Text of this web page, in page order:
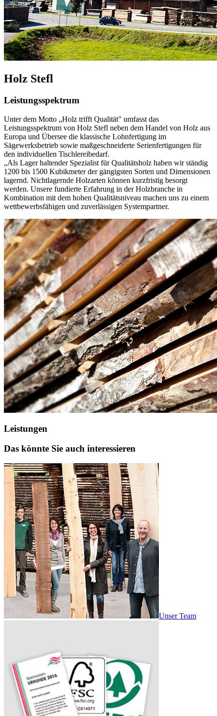
Holz Stefl
Leistungsspektrum
Unter dem Motto „Holz trifft Qualität" umfasst das
Leistungsspektrum von Holz Stefl neben dem Handel von Holz aus
Europa und Übersee die klassische Lohnfertigung im
Sägewerksbetrieb sowie maßgeschneiderte Serienfertigungen für
den individuellen Tischlereibedarf.
„Als Lager haltender Spezialist für Qualitätsholz haben wir ständig
1200 bis 1500 Kubikmeter der gängigsten Sorten und Dimensionen
lagernd. Nichtlagernde Holzarten können kurzfristig besorgt
werden. Unsere fundierte Erfahrung in der Holzbranche in
Kombination mit dem hohen Qualitätsniveau machen uns zu einem
wettbewerbsfähigen und zuverlässigen Systempartner.
Leistungen
Das könnte Sie auch interessieren
Unser Team